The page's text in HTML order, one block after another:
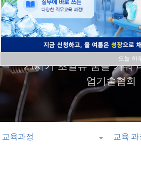
교육과
21세기 초일류 꿈을 키워
업기술협회
교육과정 교육 과
오늘 하